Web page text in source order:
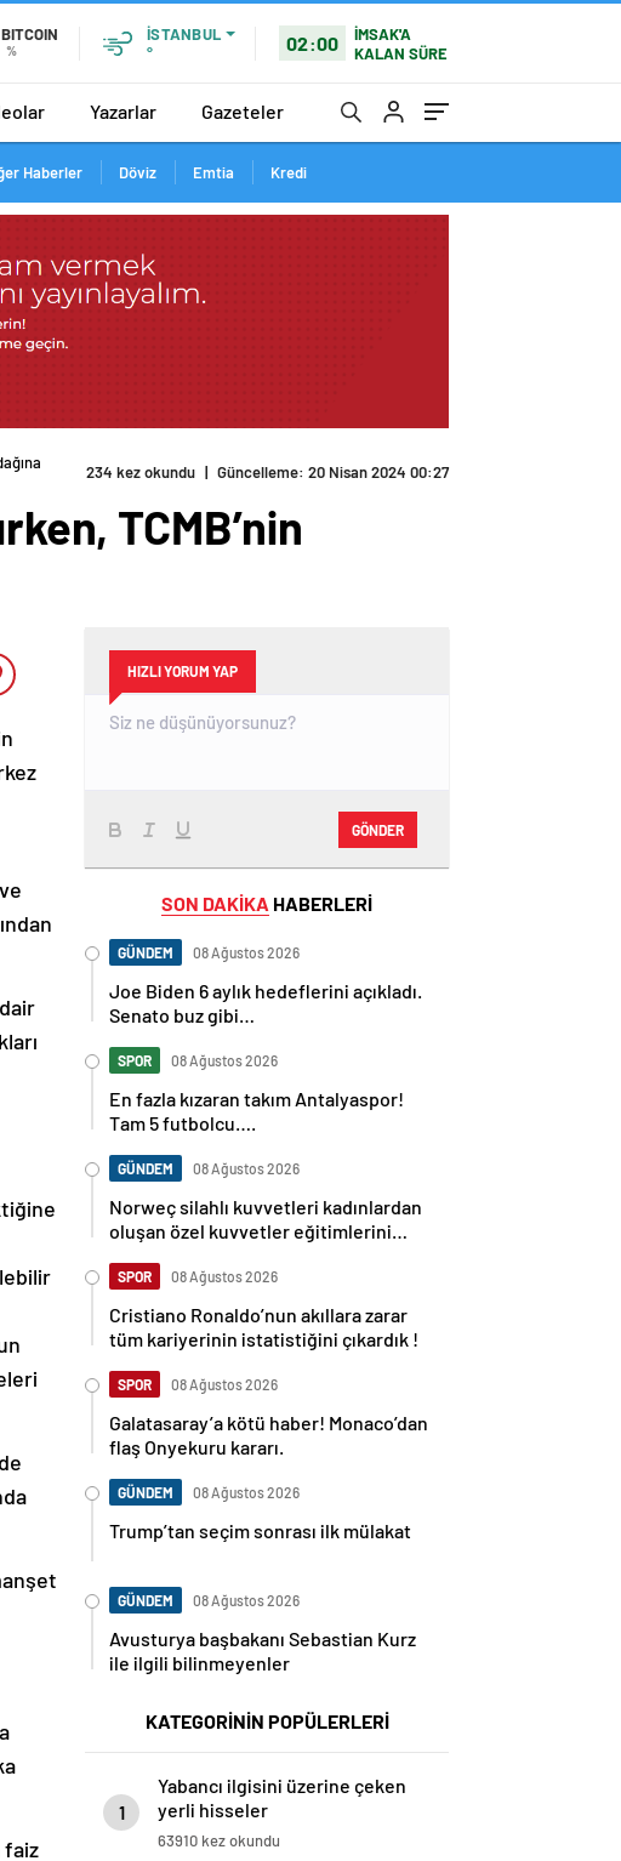
BITCOIN
%
İSTANBUL
°
02:00
İMSAK'A
KALAN SÜRE
Yazarlar Gazeteler
Haberler Döviz Emtia Kredi
234 kez okundu | Güncelleme: 20 Nisan 2024 00:27
TCMB’nin
faiz
HIZLI YORUM YAP
GÖNDER
SON DAKİKA HABERLERİ
GÜNDEM 08 Ağustos 2026
Joe Biden 6 aylık hedeflerini açıkladı.
Senato buz gibi…
SPOR 08 Ağustos 2026
En fazla kızaran takım Antalyaspor!
Tam 5 futbolcu….
GÜNDEM 08 Ağustos 2026
Norweç silahlı kuvvetleri kadınlardan
oluşan özel kuvvetler eğitimlerini
SPOR 08 Ağustos 2026
Cristiano Ronaldo’nun akıllara zarar
tüm kariyerinin istatistiğini çıkardık !
SPOR 08 Ağustos 2026
Galatasaray’a kötü haber! Monaco’dan
flaş Onyekuru kararı.
GÜNDEM 08 Ağustos 2026
Trump’tan seçim sonrası ilk mülakat
GÜNDEM 08 Ağustos 2026
Avusturya başbakanı Sebastian Kurz
ile ilgili bilinmeyenler
KATEGORİNİN POPÜLERLERİ
1
Yabancı ilgisini üzerine çeken
yerli hisseler
63910 kez okundu